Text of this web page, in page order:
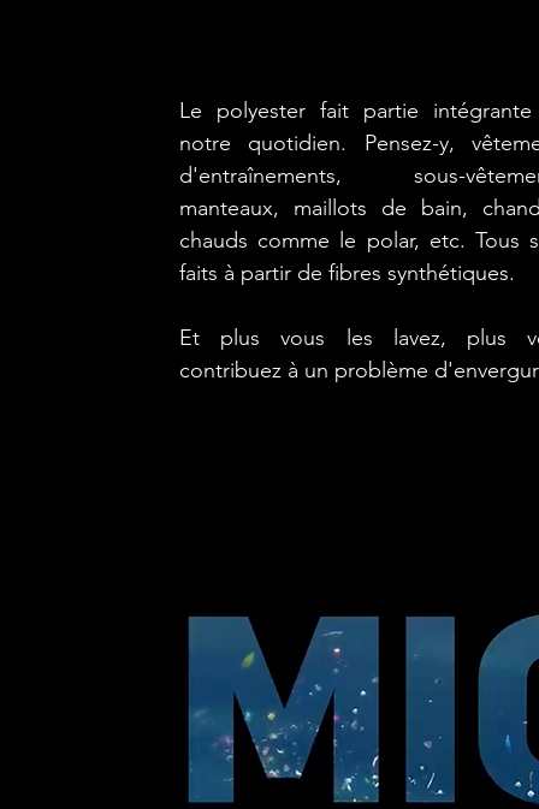
Le polyester fait partie
notre quotidien. Pensez-y,
d'entraînements, sous-
manteaux, maillots de bain,
chauds comme le polar, etc. Tous
faits à partir de fibres synthétiques.
Et plus vous les lavez, plus
contribuez à un problème